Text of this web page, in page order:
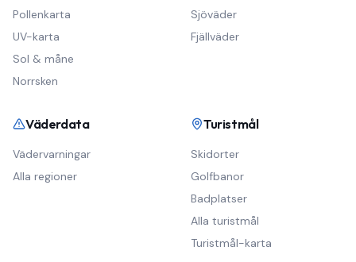
Pollenkarta
UV-karta
Sol & måne
Norrsken
Sjöväder
Fjällväder
Väderdata
Vädervarningar
Alla regioner
Turistmål
Skidorter
Golfbanor
Badplatser
Alla turistmål
Turistmål-karta